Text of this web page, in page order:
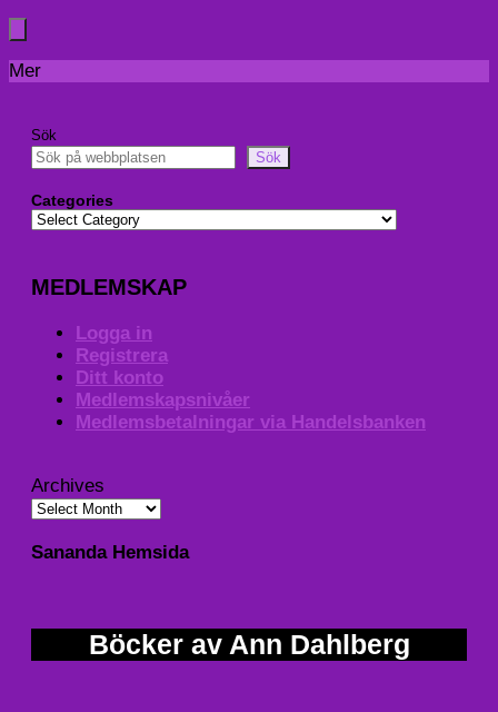
Mer
Sök
Sök
Categories
MEDLEMSKAP
Logga in
Registrera
Ditt konto
Medlemskapsnivåer
Medlemsbetalningar via Handelsbanken
Archives
Sananda Hemsida
Böcker av Ann Dahlberg